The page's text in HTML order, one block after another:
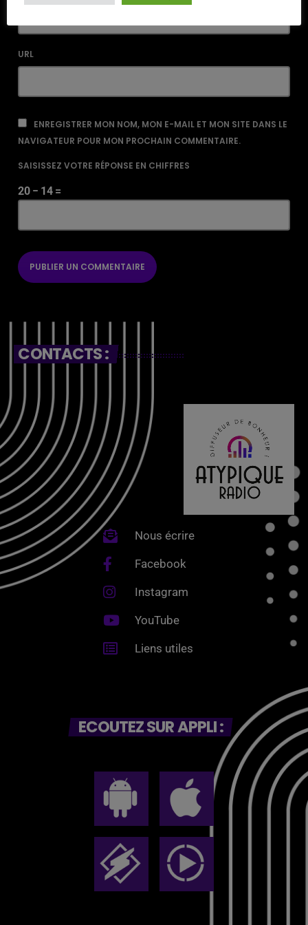
URL
ENREGISTRER MON NOM, MON E-MAIL ET MON SITE DANS LE
NAVIGATEUR POUR MON PROCHAIN COMMENTAIRE.
SAISISSEZ VOTRE RÉPONSE EN CHIFFRES
20 − 14 =
CONTACTS :
Nous écrire
Facebook
Instagram
YouTube
Liens utiles
ECOUTEZ SUR APPLI :